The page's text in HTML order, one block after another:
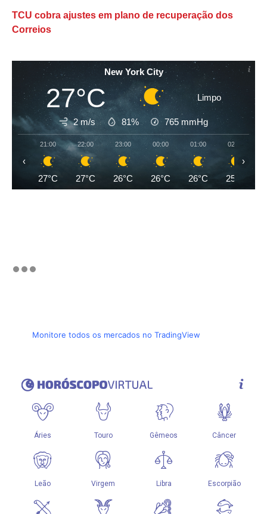
TCU cobra ajustes em plano de recuperação dos
Correios
New York City
27°C Limpo
2 m/s 81% 765 mmHg
21:00
27°C
22:00
27°C
23:00
26°C
00:00
26°C
01:00
26°C
02:00
25°C
‹ ›
Monitore todos os mercados no TradingView